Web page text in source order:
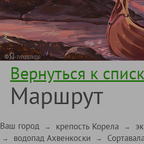
Вернуться к
Маршрут
Ваш город → крепость Корела →
→ водопад Ахвенкоски →